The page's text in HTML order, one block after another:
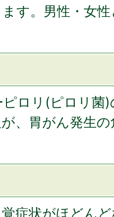
す。男性・女
ロリ(ピロリ菌
、胃がん発生
症状がほどん